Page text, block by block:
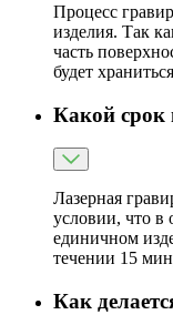
Процесс
изделия. Так
часть
будет
Какой срок
Лазерная
условии, что в
единичном
течении 15
Как